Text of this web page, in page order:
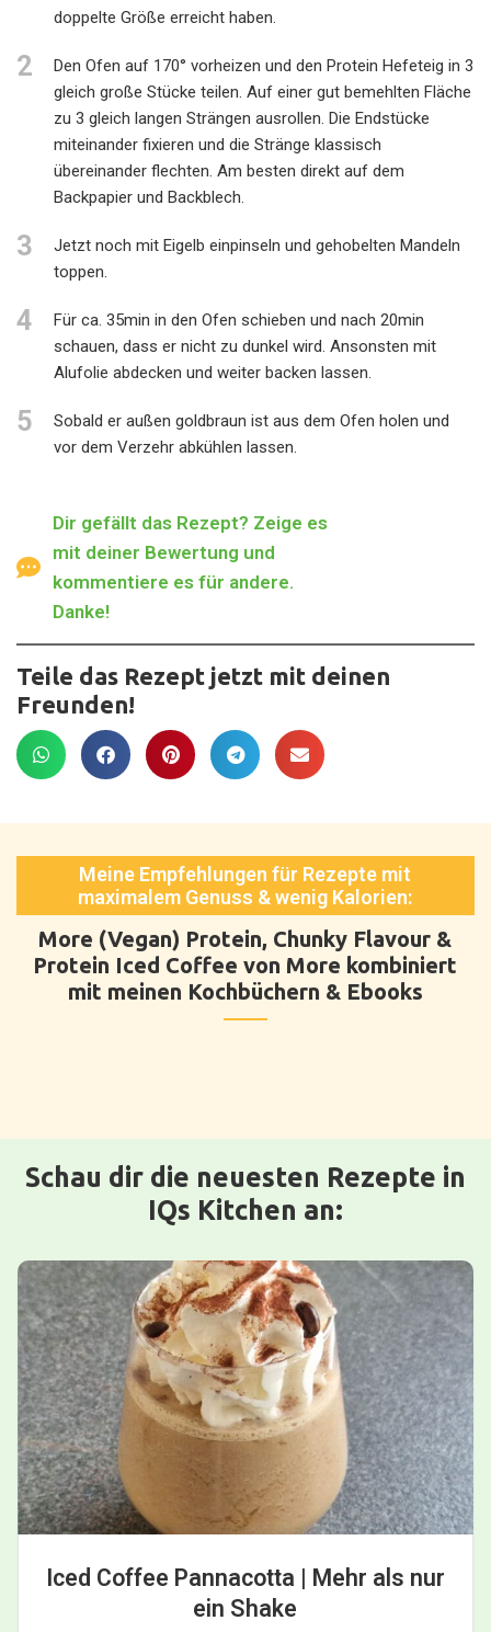
doppelte Größe erreicht haben.
2
Den Ofen auf 170° vorheizen und den Protein Hefeteig in 3
gleich große Stücke teilen. Auf einer gut bemehlten Fläche
zu 3 gleich langen Strängen ausrollen. Die Endstücke
miteinander fixieren und die Stränge klassisch
übereinander flechten. Am besten direkt auf dem
Backpapier und Backblech.
3
Jetzt noch mit Eigelb einpinseln und gehobelten Mandeln
toppen.
4
Für ca. 35min in den Ofen schieben und nach 20min
schauen, dass er nicht zu dunkel wird. Ansonsten mit
Alufolie abdecken und weiter backen lassen.
5
Sobald er außen goldbraun ist aus dem Ofen holen und
vor dem Verzehr abkühlen lassen.
Dir gefällt das Rezept? Zeige es
mit deiner Bewertung und
kommentiere es für andere.
Danke!
Teile das Rezept jetzt mit deinen
Freunden!
Meine Empfehlungen für Rezepte mit
maximalem Genuss & wenig Kalorien:
More (Vegan) Protein, Chunky Flavour &
Protein Iced Coffee von More kombiniert
mit meinen Kochbüchern & Ebooks
Schau dir die neuesten Rezepte in
IQs Kitchen an:
Iced Coffee Pannacotta | Mehr als nur
ein Shake